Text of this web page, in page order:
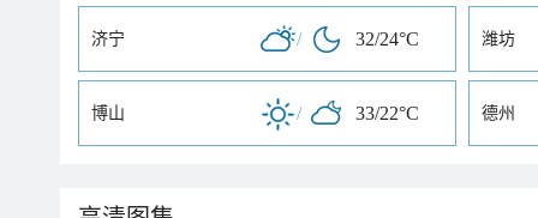
济宁 / 32/24°C 潍坊
博山 / 33/22°C 德州